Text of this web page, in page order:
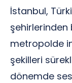
İstanbul,
şehirlerinden
metropolde
şekilleri
dönemde